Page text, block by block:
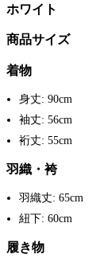
ホワイト
商品サイズ
着物
身丈: 90cm
袖丈: 56cm
裄丈: 55cm
羽織・袴
羽織丈: 65cm
紐下: 60cm
履き物